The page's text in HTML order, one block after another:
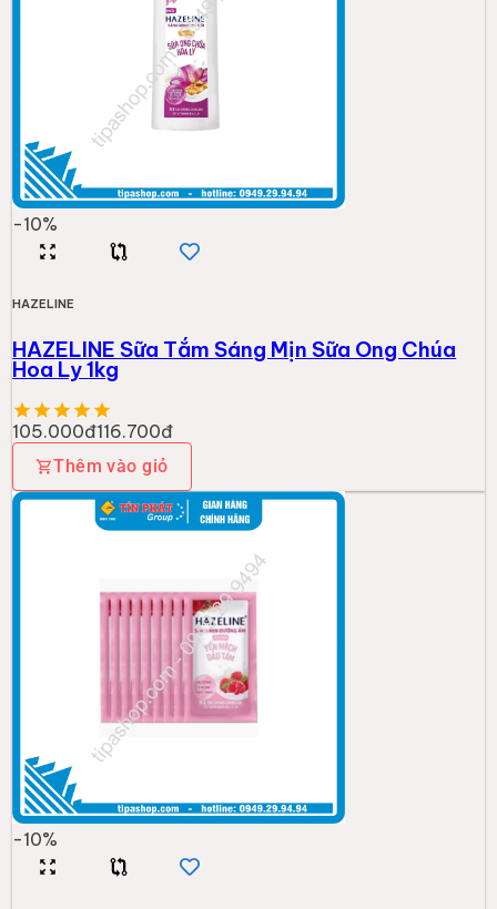
-10%
HAZELINE
HAZELINE Sữa Tắm Sáng Mịn Sữa Ong Chúa
Hoa Ly 1kg
105.000đ116.700đ
Thêm vào giỏ
-10%